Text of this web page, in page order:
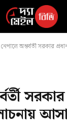
নেপালে অন্তর্বর্তী সরকার প্রধান